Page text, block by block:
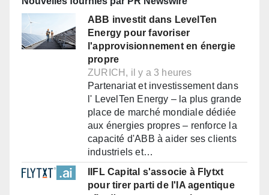
ABB investit dans LevelTen
Energy pour favoriser
l'approvisionnement en énergie
propre
ZURICH, il y a 3 heures
Partenariat et investissement dans
l' LevelTen Energy – la plus grande
place de marché mondiale dédiée
aux énergies propres – renforce la
capacité d'ABB à aider ses clients
industriels et…
IIFL Capital s'associe à Flytxt
pour tirer parti de l'IA agentique